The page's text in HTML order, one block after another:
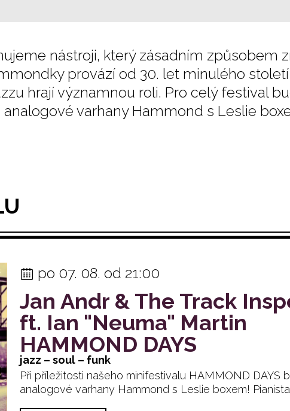
nástroji, který zásadním způsobem
provází od 30. let minulého
hrají významnou roli. Pro celý festival
varhany Hammond s Leslie
po 07. 08. od 21:00
Jan Andr & The Track
ft. Ian "Neuma" Martin
HAMMOND DAYS
jazz – soul – funk
Při příležitosti našeho minifestivalu HAMMOND DAYS
analogové varhany Hammond s Leslie boxem!